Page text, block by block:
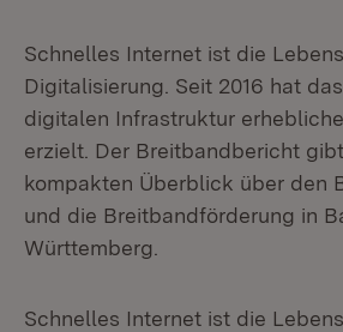
Schnelles Internet ist die
Digitalisierung. Seit 2016 hat
digitalen Infrastruktur
erzielt. Der Breitbandbericht
kompakten Überblick über den
und die Breitbandförderung in
Württemberg.
Schnelles Internet ist die